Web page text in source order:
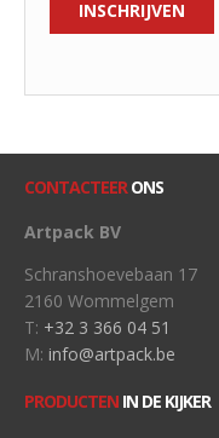
CONTACTEERONS
Artpack BV
Schranshoevebaan 17
2160 Wommelgem
T: +32 3 366 04 51
M: info@artpack.be
PRODUCTEN IN DE KIJKER